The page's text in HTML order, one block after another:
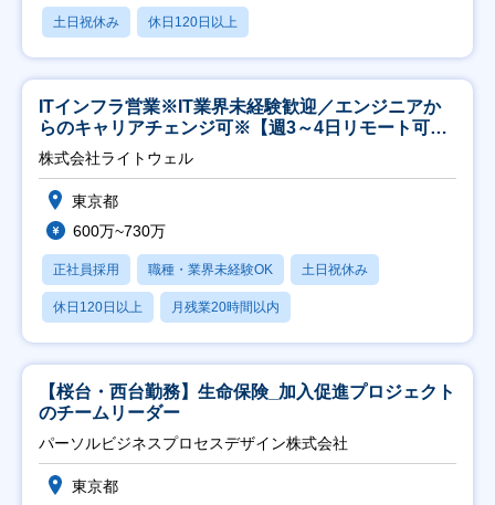
土日祝休み 休日120日以上
ITインフラ営業※IT業界未経験歓迎／エンジニアか
らのキャリアチェンジ可※【週3～4日リモート可
能】
株式会社ライトウェル
東京都
600万~730万
正社員採用 職種・業界未経験OK 土日祝休み
休日120日以上 月残業20時間以内
【桜台・西台勤務】生命保険_加入促進プロジェクト
のチームリーダー
パーソルビジネスプロセスデザイン株式会社
東京都